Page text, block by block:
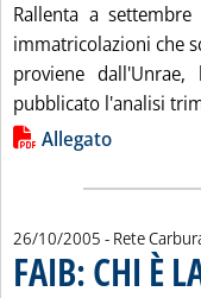
Rallenta a
immatricolazioni che
proviene
pubblicato l'analisi
Lista allegati
Allegato
26/10/2005 - Rete
FAIB: CHI È